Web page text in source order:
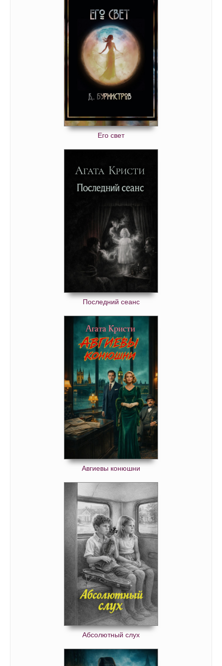
Время милосердия 48
Время милосердия 49
Время милосердия 50
Время милосердия 51
Время милосердия 53
Время милосердия 54
Его свет
Последний сеанс
Авгиевы конюшни
Абсолютный слух